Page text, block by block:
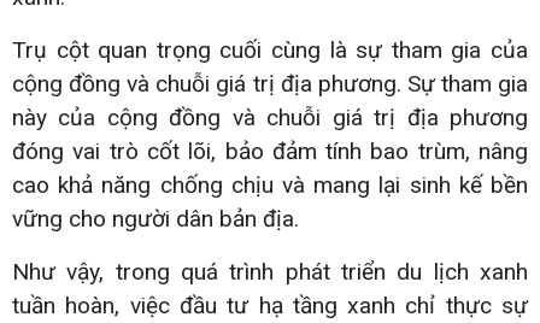
Trụ cột quan trọng cuối cùng là sự tham gia của
cộng đồng và chuỗi giá trị địa phương. Sự tham gia
này của cộng đồng và chuỗi giá trị địa phương
đóng vai trò cốt lõi, bảo đảm tính bao trùm, nâng
cao khả năng chống chịu và mang lại sinh kế bền
vững cho người dân bản địa.
Như vậy, trong quá trình phát triển du lịch xanh
tuần hoàn, việc đầu tư hạ tầng xanh chỉ thực sự